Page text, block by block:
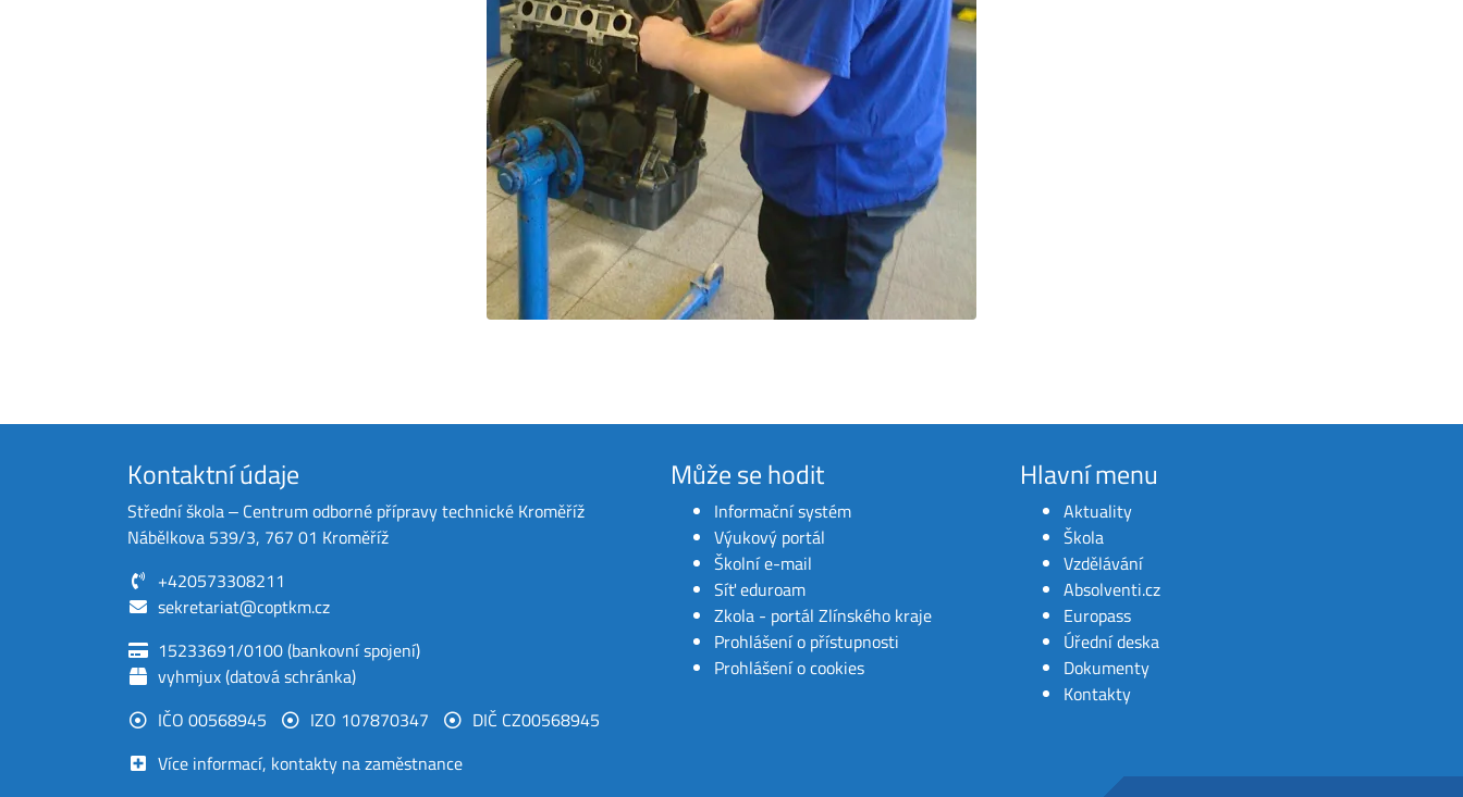
Kontaktní údaje
Střední škola ‒ Centrum odborné přípravy technické Kroměříž
Nábělkova 539/3, 767 01 Kroměříž
+420573308211
sekretariat@coptkm.cz
15233691/0100 (bankovní spojení)
vyhmjux (datová schránka)
IČO 00568945
IZO 107870347
DIČ CZ00568945
Více informací, kontakty na zaměstnance
Může se hodit
Informační systém
Výukový portál
Školní e-mail
Síť eduroam
Zkola - portál Zlínského kraje
Prohlášení o přístupnosti
Prohlášení o cookies
Hlavní menu
Aktuality
Škola
Vzdělávání
Absolventi.cz
Europass
Úřední deska
Dokumenty
Kontakty